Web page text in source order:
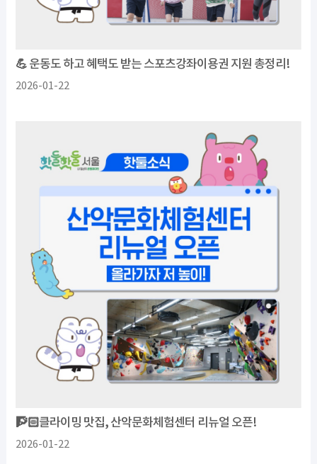
💪 운동도 하고 혜택도 받는 스포츠강좌이용권 지원 총정리!
2026-01-22
🧗🏻클라이밍 맛집, 산악문화체험센터 리뉴얼 오픈!
2026-01-22